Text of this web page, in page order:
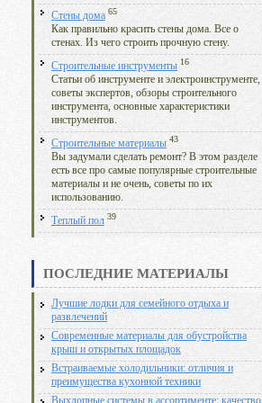
Стены дома 65
Как правильно красить стены дома. Все о
стенах. Из чего строить прочную стену.
Строительные инструменты 16
Статьи об инструменте и электроинструменте,
советы экспертов, обзоры строительного
инструмента, основные характеристики
инструментов.
Строительные материалы 43
Вы задумали сделать ремонт? В этом разделе
есть все про самые популярные строительные
материалы и не очень, советы по их
использованию.
Теплый пол 39
ПОСЛЕДНИЕ МАТЕРИАЛЫ
Лучшие лодки для семейного отдыха и
развлечений
Современные материалы для обустройства
крыш и открытых площадок
Встраиваемые холодильники: отличия и
преимущества кухонной техники